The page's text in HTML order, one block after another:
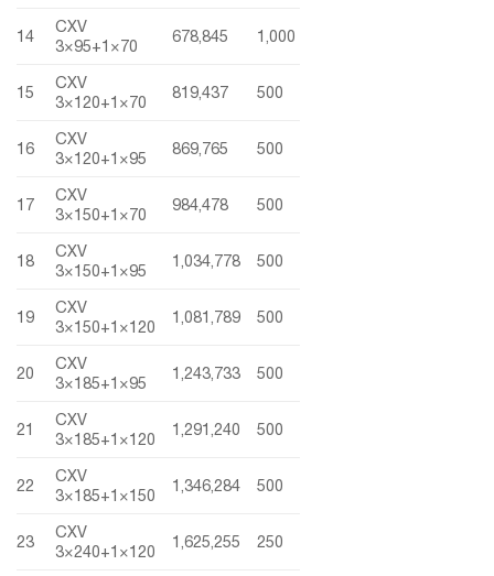
14
CXV
3×95+1×70
678,845 1,000
15
CXV
3×120+1×70
819,437 500
16
CXV
3×120+1×95
869,765 500
17
CXV
3×150+1×70
984,478 500
18
CXV
3×150+1×95
1,034,778 500
19
CXV
3×150+1×120
1,081,789 500
20
CXV
3×185+1×95
1,243,733 500
21
CXV
3×185+1×120
1,291,240 500
22
CXV
3×185+1×150
1,346,284 500
23
CXV
3×240+1×120
1,625,255 250